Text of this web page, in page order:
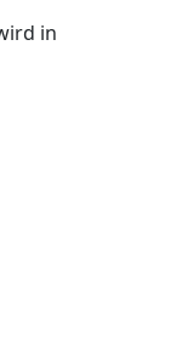
in
Mannheim 3:7 OT
Leon Gawanke